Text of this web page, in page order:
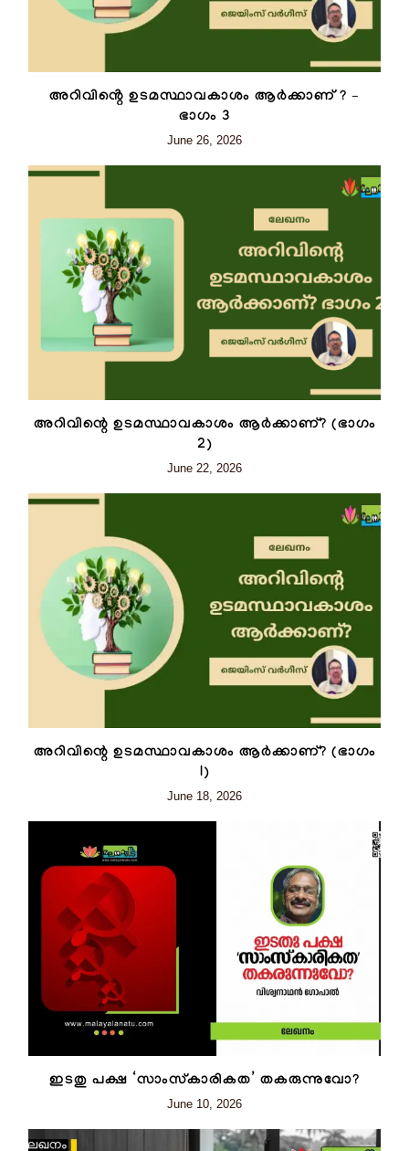
അറിവിൻ്റെ ഉടമസ്ഥാവകാശം ആർക്കാണ് ? –
ഭാഗം 3
June 26, 2026
അറിവിന്റെ ഉടമസ്ഥാവകാശം ആർക്കാണ്? (ഭാഗം
2)
June 22, 2026
അറിവിന്റെ ഉടമസ്ഥാവകാശം ആർക്കാണ്? (ഭാഗം
I)
June 18, 2026
ഇടതു പക്ഷ ‘സാംസ്‌കാരികത’ തകരുന്നുവോ?
June 10, 2026